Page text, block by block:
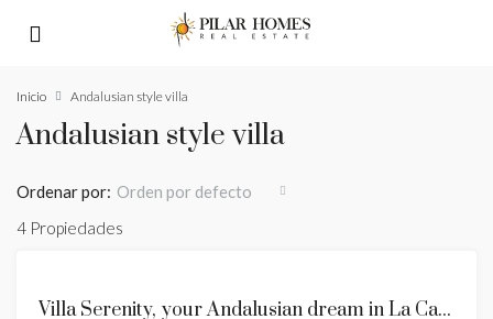
Inicio Andalusian style villa
Andalusian style villa
4 Propiedades
Ordenar por: Orden por defecto
STYLE VILLA
Villa Serenity, your Andalusian dream in La Capellania